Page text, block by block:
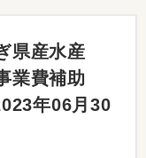
県産水産
業費補助
年06月30